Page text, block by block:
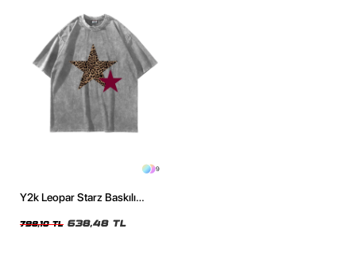
9
Y2k Leopar Starz Baskılı
Beyaz Tshirt
798,10 TL 638,48 TL